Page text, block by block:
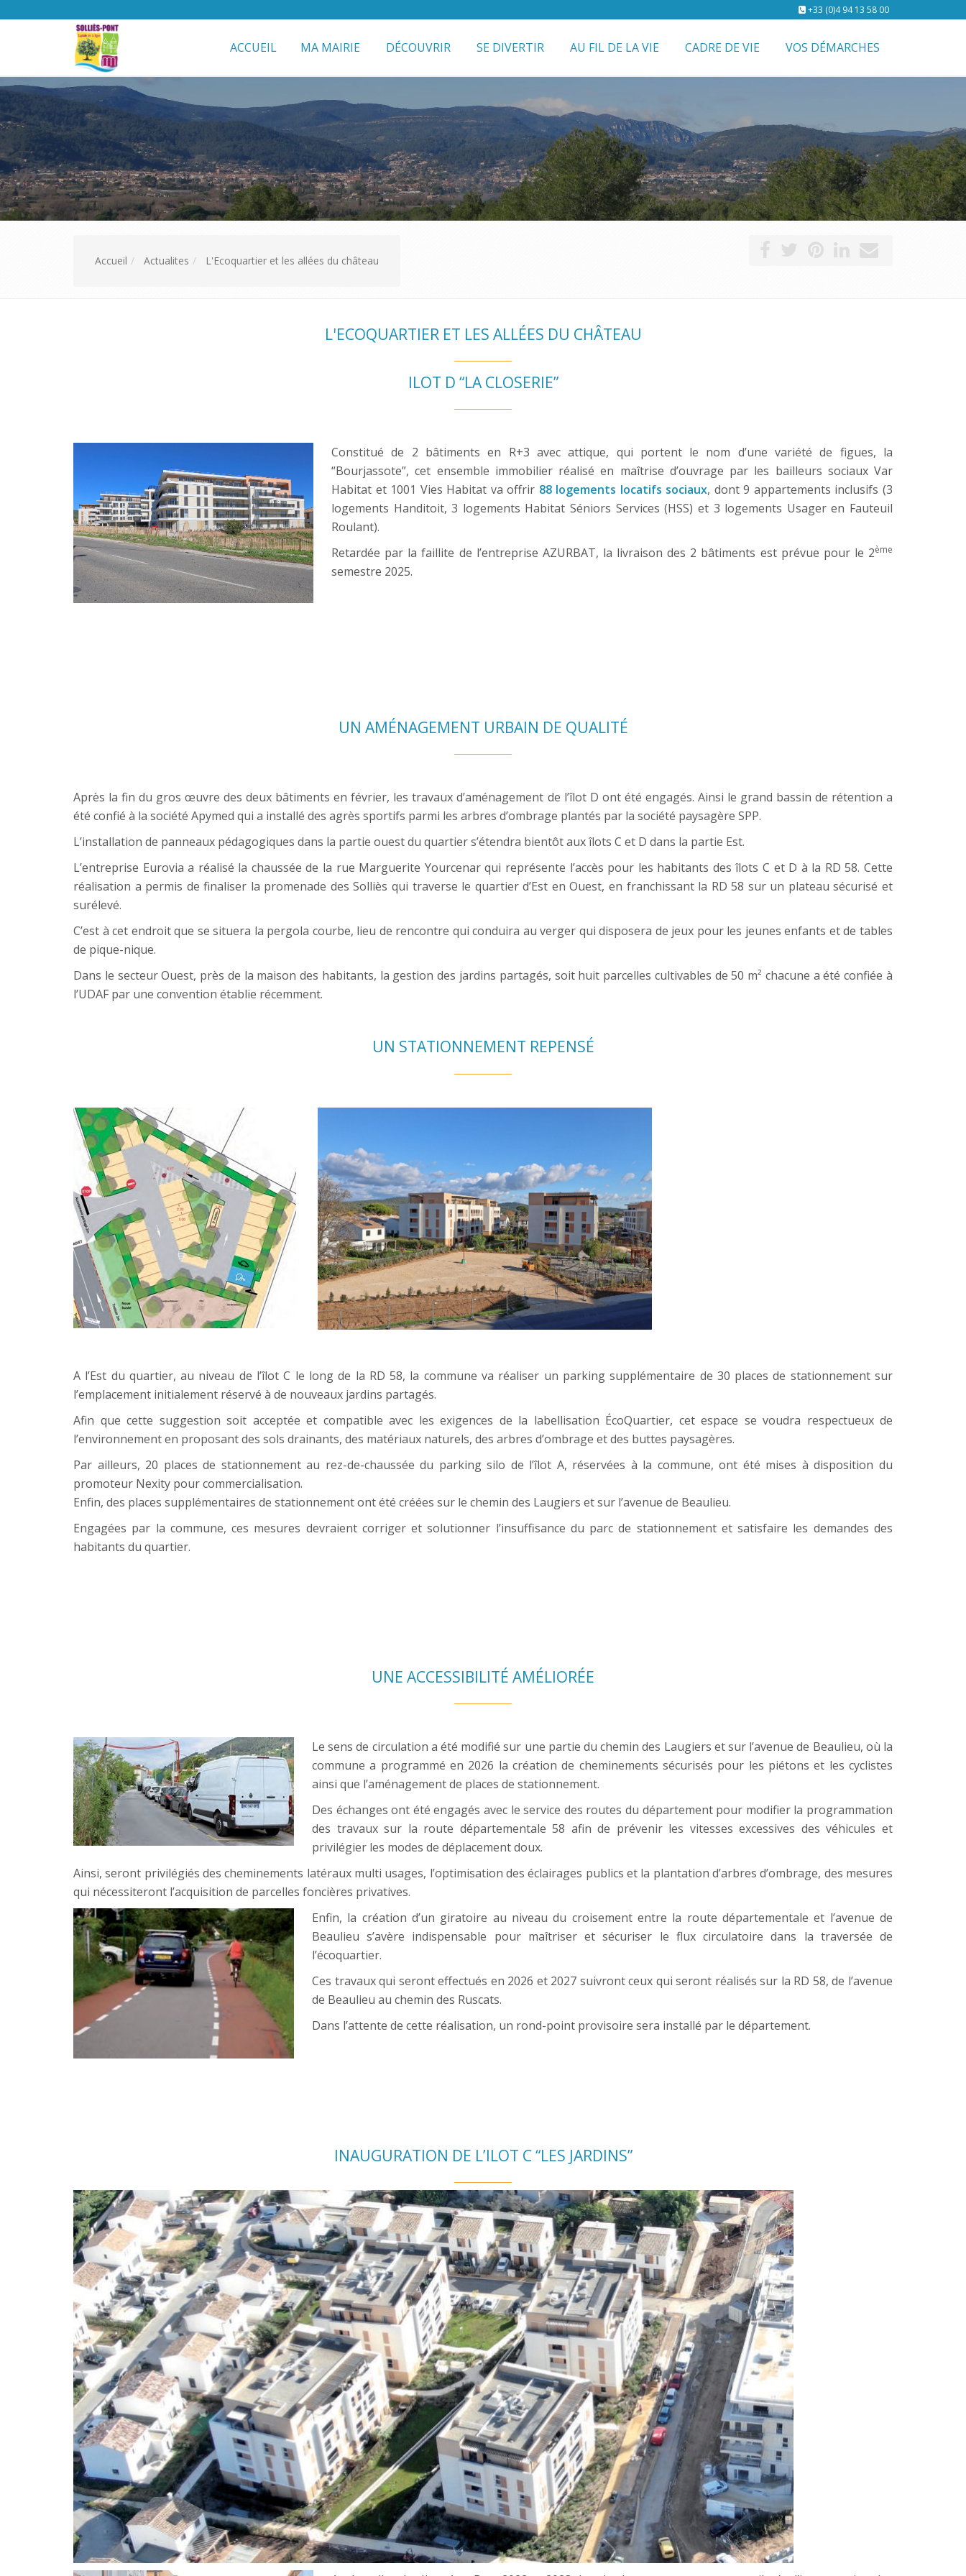
+33 (0)4 94 13 58 00
ACCUEIL MA MAIRIE DÉCOUVRIR SE DIVERTIR AU FIL DE LA VIE CADRE DE VIE VOS DÉMARCHES
Accueil Actualites L'Ecoquartier et les allées du château
L'ECOQUARTIER ET LES ALLÉES DU CHÂTEAU
ILOT D “LA CLOSERIE”
Constitué de 2 bâtiments en R+3 avec attique, qui portent le nom d’une variété de figues, la
“Bourjassote”, cet ensemble immobilier réalisé en maîtrise d’ouvrage par les bailleurs sociaux Var
Habitat et 1001 Vies Habitat va offrir 88 logements locatifs sociaux, dont 9 appartements inclusifs (3
logements Handitoit, 3 logements Habitat Séniors Services (HSS) et 3 logements Usager en Fauteuil
Roulant).
Retardée par la faillite de l’entreprise AZURBAT, la livraison des 2 bâtiments est prévue pour le 2ème
semestre 2025.
UN AMÉNAGEMENT URBAIN DE QUALITÉ
Après la fin du gros œuvre des deux bâtiments en février, les travaux d’aménagement de l’îlot D ont été engagés. Ainsi le grand bassin de rétention a
été confié à la société Apymed qui a installé des agrès sportifs parmi les arbres d’ombrage plantés par la société paysagère SPP.
L’installation de panneaux pédagogiques dans la partie ouest du quartier s’étendra bientôt aux îlots C et D dans la partie Est.
L’entreprise Eurovia a réalisé la chaussée de la rue Marguerite Yourcenar qui représente l’accès pour les habitants des îlots C et D à la RD 58. Cette
réalisation a permis de finaliser la promenade des Solliès qui traverse le quartier d’Est en Ouest, en franchissant la RD 58 sur un plateau sécurisé et
surélevé.
C’est à cet endroit que se situera la pergola courbe, lieu de rencontre qui conduira au verger qui disposera de jeux pour les jeunes enfants et de tables
de pique-nique.
Dans le secteur Ouest, près de la maison des habitants, la gestion des jardins partagés, soit huit parcelles cultivables de 50 m² chacune a été confiée à
l’UDAF par une convention établie récemment.
UN STATIONNEMENT REPENSÉ
A l’Est du quartier, au niveau de l’îlot C le long de la RD 58, la commune va réaliser un parking supplémentaire de 30 places de stationnement sur
l’emplacement initialement réservé à de nouveaux jardins partagés.
Afin que cette suggestion soit acceptée et compatible avec les exigences de la labellisation ÉcoQuartier, cet espace se voudra respectueux de
l’environnement en proposant des sols drainants, des matériaux naturels, des arbres d’ombrage et des buttes paysagères.
Par ailleurs, 20 places de stationnement au rez-de-chaussée du parking silo de l’îlot A, réservées à la commune, ont été mises à disposition du
promoteur Nexity pour commercialisation.
Enfin, des places supplémentaires de stationnement ont été créées sur le chemin des Laugiers et sur l’avenue de Beaulieu.
Engagées par la commune, ces mesures devraient corriger et solutionner l’insuffisance du parc de stationnement et satisfaire les demandes des
habitants du quartier.
UNE ACCESSIBILITÉ AMÉLIORÉE
Le sens de circulation a été modifié sur une partie du chemin des Laugiers et sur l’avenue de Beaulieu, où la
commune a programmé en 2026 la création de cheminements sécurisés pour les piétons et les cyclistes
ainsi que l’aménagement de places de stationnement.
Des échanges ont été engagés avec le service des routes du département pour modifier la programmation
des travaux sur la route départementale 58 afin de prévenir les vitesses excessives des véhicules et
privilégier les modes de déplacement doux.
Ainsi, seront privilégiés des cheminements latéraux multi usages, l’optimisation des éclairages publics et la plantation d’arbres d’ombrage, des mesures
qui nécessiteront l’acquisition de parcelles foncières privatives.
Enfin, la création d’un giratoire au niveau du croisement entre la route départementale et l’avenue de
Beaulieu s’avère indispensable pour maîtriser et sécuriser le flux circulatoire dans la traversée de
l’écoquartier.
Ces travaux qui seront effectués en 2026 et 2027 suivront ceux qui seront réalisés sur la RD 58, de l’avenue
de Beaulieu au chemin des Ruscats.
Dans l’attente de cette réalisation, un rond-point provisoire sera installé par le département.
INAUGURATION DE L’ILOT C “LES JARDINS”